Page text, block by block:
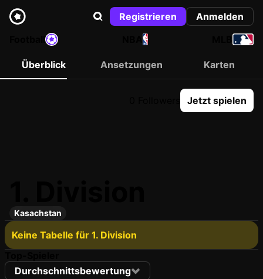
Registrieren
Anmelden
NBA
Überblick Ansetzungen Karten
Jetzt spielen
Kasachstan
Keine Tabelle für 1. Division
Durchschnittsbewertung